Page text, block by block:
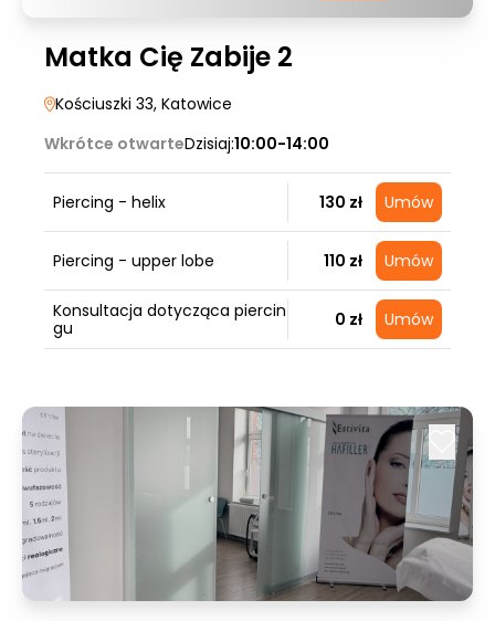
Matka Cię Zabije 2
Kościuszki 33, Katowice
Wkrótce otwarteDzisiaj:10:00-14:00
Piercing - helix 130 zł Umów
Piercing - upper lobe 110 zł Umów
Konsultacja dotycząca piercin
gu
0 zł Umów